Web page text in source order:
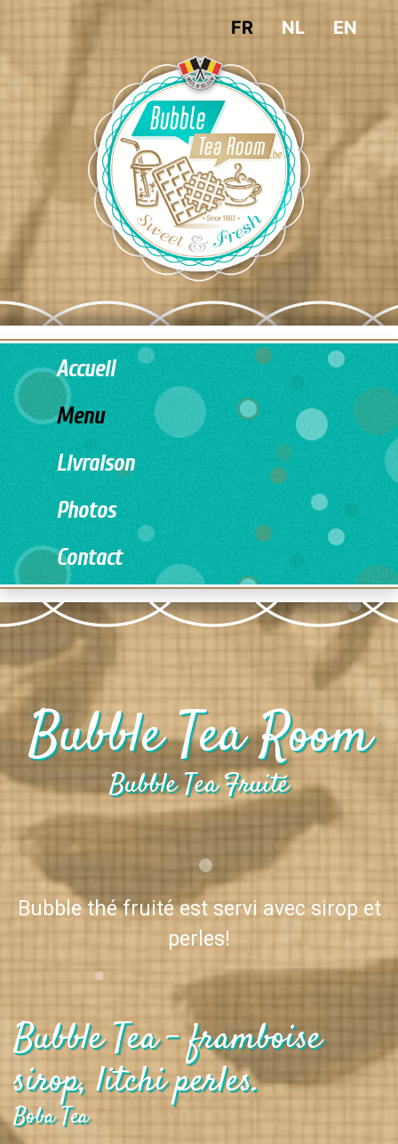
FR NL EN
Accueil
Menu
Livraison
Photos
Contact
Bubble Tea Room
Bubble Tea Fruité
Bubble thé fruité est servi avec sirop et
perles!
Bubble Tea - framboise
sirop, litchi perles.
Boba Tea